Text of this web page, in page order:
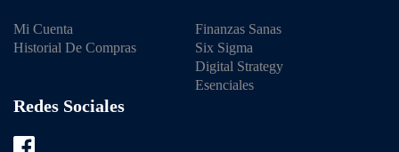
Mi Cuenta
Historial De Compras
Finanzas Sanas
Six Sigma
Digital Strategy
Esenciales
Redes Sociales